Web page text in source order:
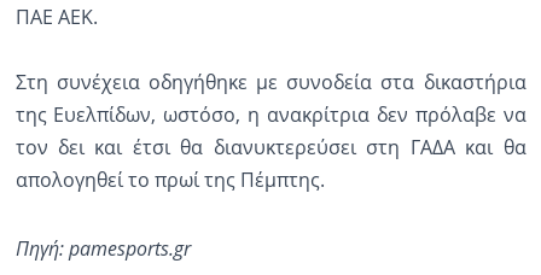
Εκπομπές
ΠΑΕ ΑΕΚ.
Στη συνέχεια οδηγήθηκε με συνοδεία στα δικαστήρια
της Ευελπίδων, ωστόσο, η ανακρίτρια δεν πρόλαβε να
τον δει και έτσι θα διανυκτερεύσει στη ΓΑΔΑ και θα
απολογηθεί το πρωί της Πέμπτης.
Πηγή: pamesports.gr